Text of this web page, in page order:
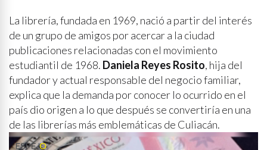
La librería, fundada en 1969, nació a partir del interés
de un grupo de amigos por acercar a la ciudad
publicaciones relacionadas con el movimiento
estudiantil de 1968. Daniela Reyes Rosito, hija del
fundador y actual responsable del negocio familiar,
explica que la demanda por conocer lo ocurrido en el
país dio origen a lo que después se convertiría en una
de las librerías más emblemáticas de Culiacán.